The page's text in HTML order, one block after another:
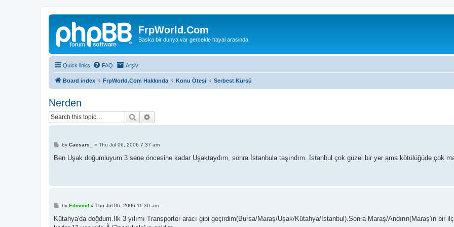
FrpWorld.Com
Baska bir dunya var gercekle hayal arasinda
Quick links FAQ Arşiv
Board index FrpWorld.Com Hakkında Konu Ötesi Serbest Kürsü
Nerden
Search
P
s
by Caesars_ » Thu Jul 06, 2006 7:37 am
Ben Uşak doğumluyum 3 sene öncesine kadar Uşaktaydım, sonra İstanbula taşındım..İstanbul çok güzel bir yer ama kötülüğüde çok
P
s
by Edmond» Thu Jul 06, 2006 11:30 am
Kütahya'da doğdum.İlk 3 yılımı Transporter aracı gibi geçirdim(Bursa/Maraş/Uşak/Kütahya/İstanbul).Sonra Maraş/Andırın(Maraş'ın bir